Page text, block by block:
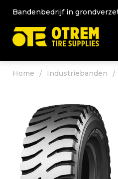
Bandenbedrijf in
Home Industriebanden